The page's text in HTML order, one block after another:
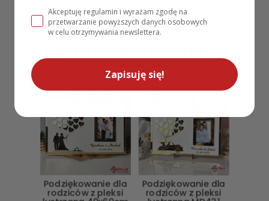
Podziękowanie dla
rodziców z pleksi
Podziękowanie dla
rodziców z pleksi
Akceptuję regulamin i wyrażam zgodę na
przetwarzanie powyższych danych osobowych
w celu otrzymywania newslettera.
Zapisuję się!